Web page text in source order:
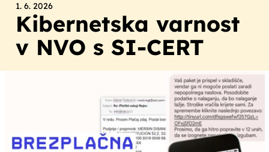
1. 6. 2026
Kibernetska varnost
v NVO s SI-CERT